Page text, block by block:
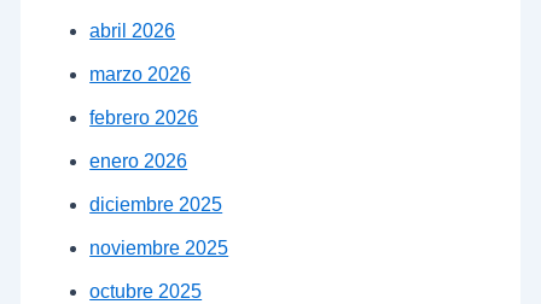
abril 2026
marzo 2026
febrero 2026
enero 2026
diciembre 2025
noviembre 2025
octubre 2025